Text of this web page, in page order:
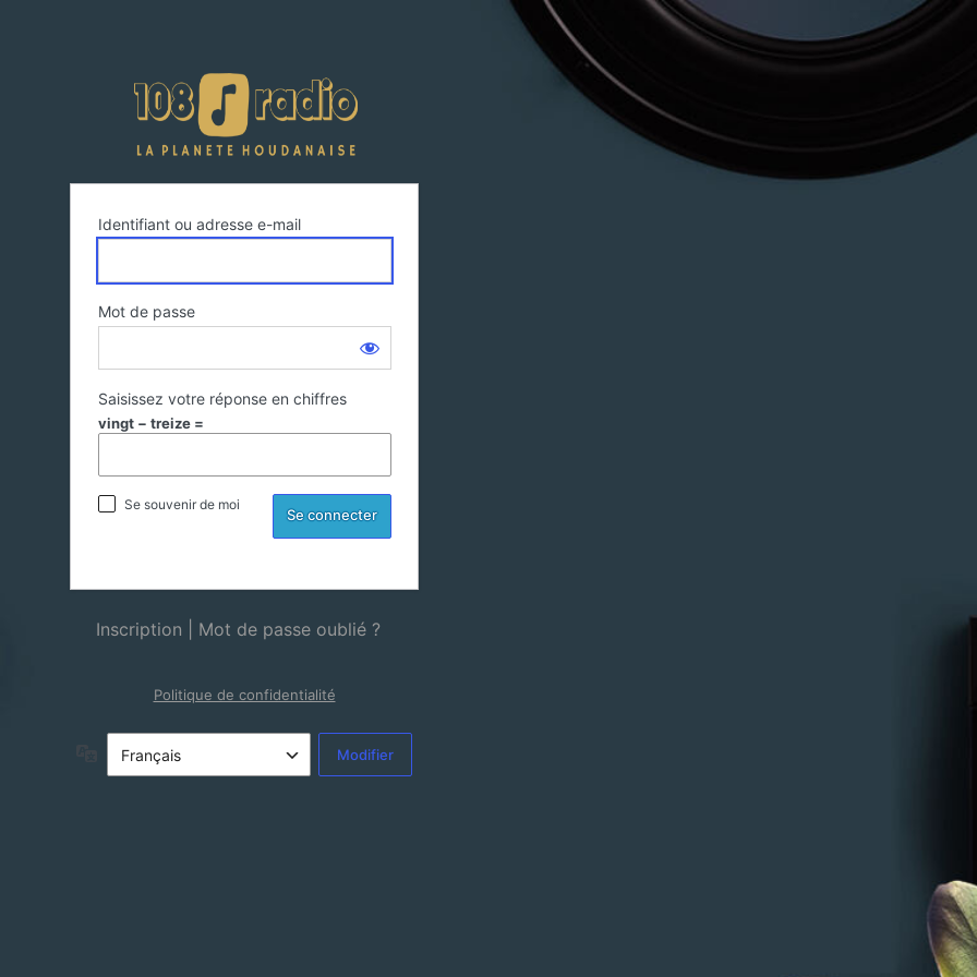
108 Radio – Planet of Music
Identifiant ou adresse e-mail
Mot de passe
Saisissez votre réponse en chiffres
vingt − treize =
Se souvenir de moi
Inscription Mot de passe oublié ?
Politique de confidentialité
Langue